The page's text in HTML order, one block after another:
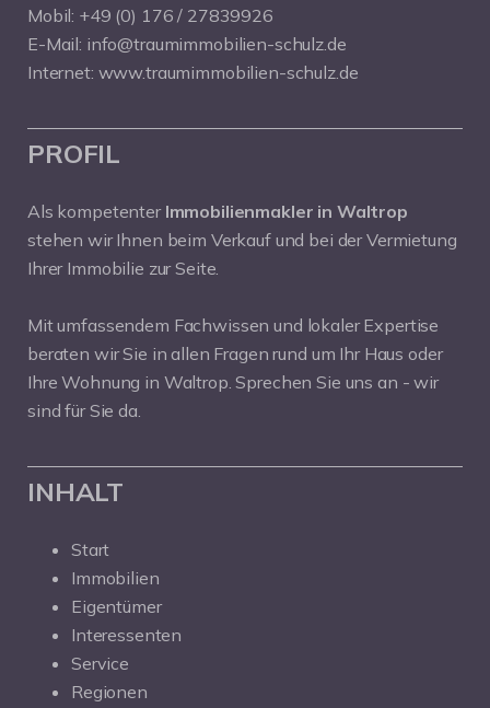
Mobil: +49 (0) 176 / 27839926
E-Mail: info@traumimmobilien-schulz.de
Internet: www.traumimmobilien-schulz.de
PROFIL
Als kompetenter Immobilienmakler in Waltrop
stehen wir Ihnen beim Verkauf und bei der Vermietung
Ihrer Immobilie zur Seite.
Mit umfassendem Fachwissen und lokaler Expertise
beraten wir Sie in allen Fragen rund um Ihr Haus oder
Ihre Wohnung in Waltrop. Sprechen Sie uns an - wir
sind für Sie da.
INHALT
Start
Immobilien
Eigentümer
Interessenten
Service
Regionen